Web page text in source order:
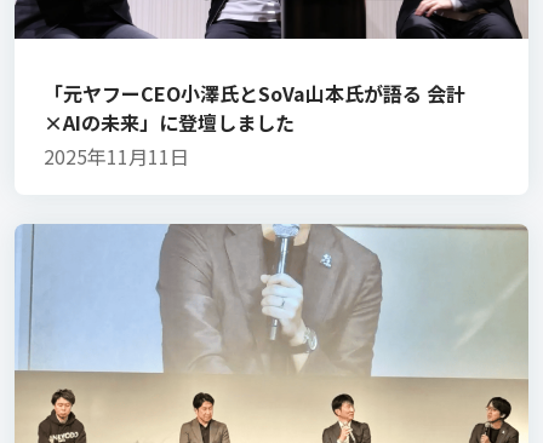
「元ヤフーCEO小澤氏とSoVa山本氏が語る 会計
×AIの未来」に登壇しました
2025年11月11日